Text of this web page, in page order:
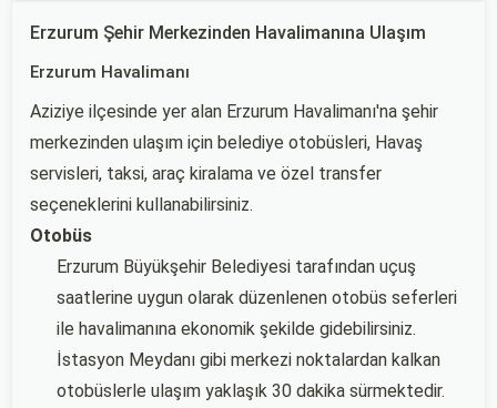
Erzurum Şehir Merkezinden Havalimanına Ulaşım
Erzurum Havalimanı
Aziziye ilçesinde yer alan Erzurum Havalimanı'na şehir
merkezinden ulaşım için belediye otobüsleri, Havaş
servisleri, taksi, araç kiralama ve özel transfer
seçeneklerini kullanabilirsiniz.
Otobüs
Erzurum Büyükşehir Belediyesi tarafından uçuş
saatlerine uygun olarak düzenlenen otobüs seferleri
ile havalimanına ekonomik şekilde gidebilirsiniz.
İstasyon Meydanı gibi merkezi noktalardan kalkan
otobüslerle ulaşım yaklaşık 30 dakika sürmektedir.